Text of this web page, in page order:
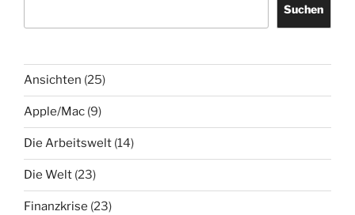
Suchen
Ansichten (25)
Apple/Mac (9)
Die Arbeitswelt (14)
Die Welt (23)
Finanzkrise (23)